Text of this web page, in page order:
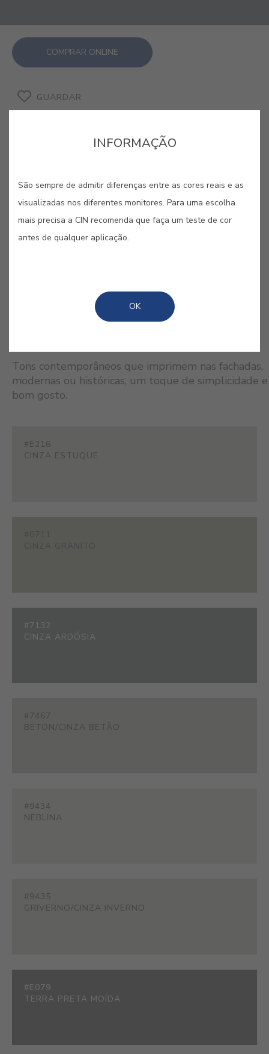
COMPRAR ONLINE
GUARDAR
CINZA NOCTURNO #E486
Profundo, misterioso e intenso como
a noite, assim é este cinza nocturno.
Tons contemporâneos que imprimem nas fachadas,
modernas ou históricas, um toque de simplicidade e
bom gosto.
#E216
CINZA ESTUQUE
#7132
CINZA ARDÓSIA
#7467
BETON/CINZA BETÃO
#9434
NEBLINA
#9435
GRIVERNO/CINZA INVERNO
#E079
TERRA PRETA MOÍDA
INFORMAÇÃO
São sempre de admitir diferenças entre as cores reais e as
visualizadas nos diferentes monitores. Para uma escolha
mais precisa a CIN recomenda que faça um teste de cor
antes de qualquer aplicação.
OK